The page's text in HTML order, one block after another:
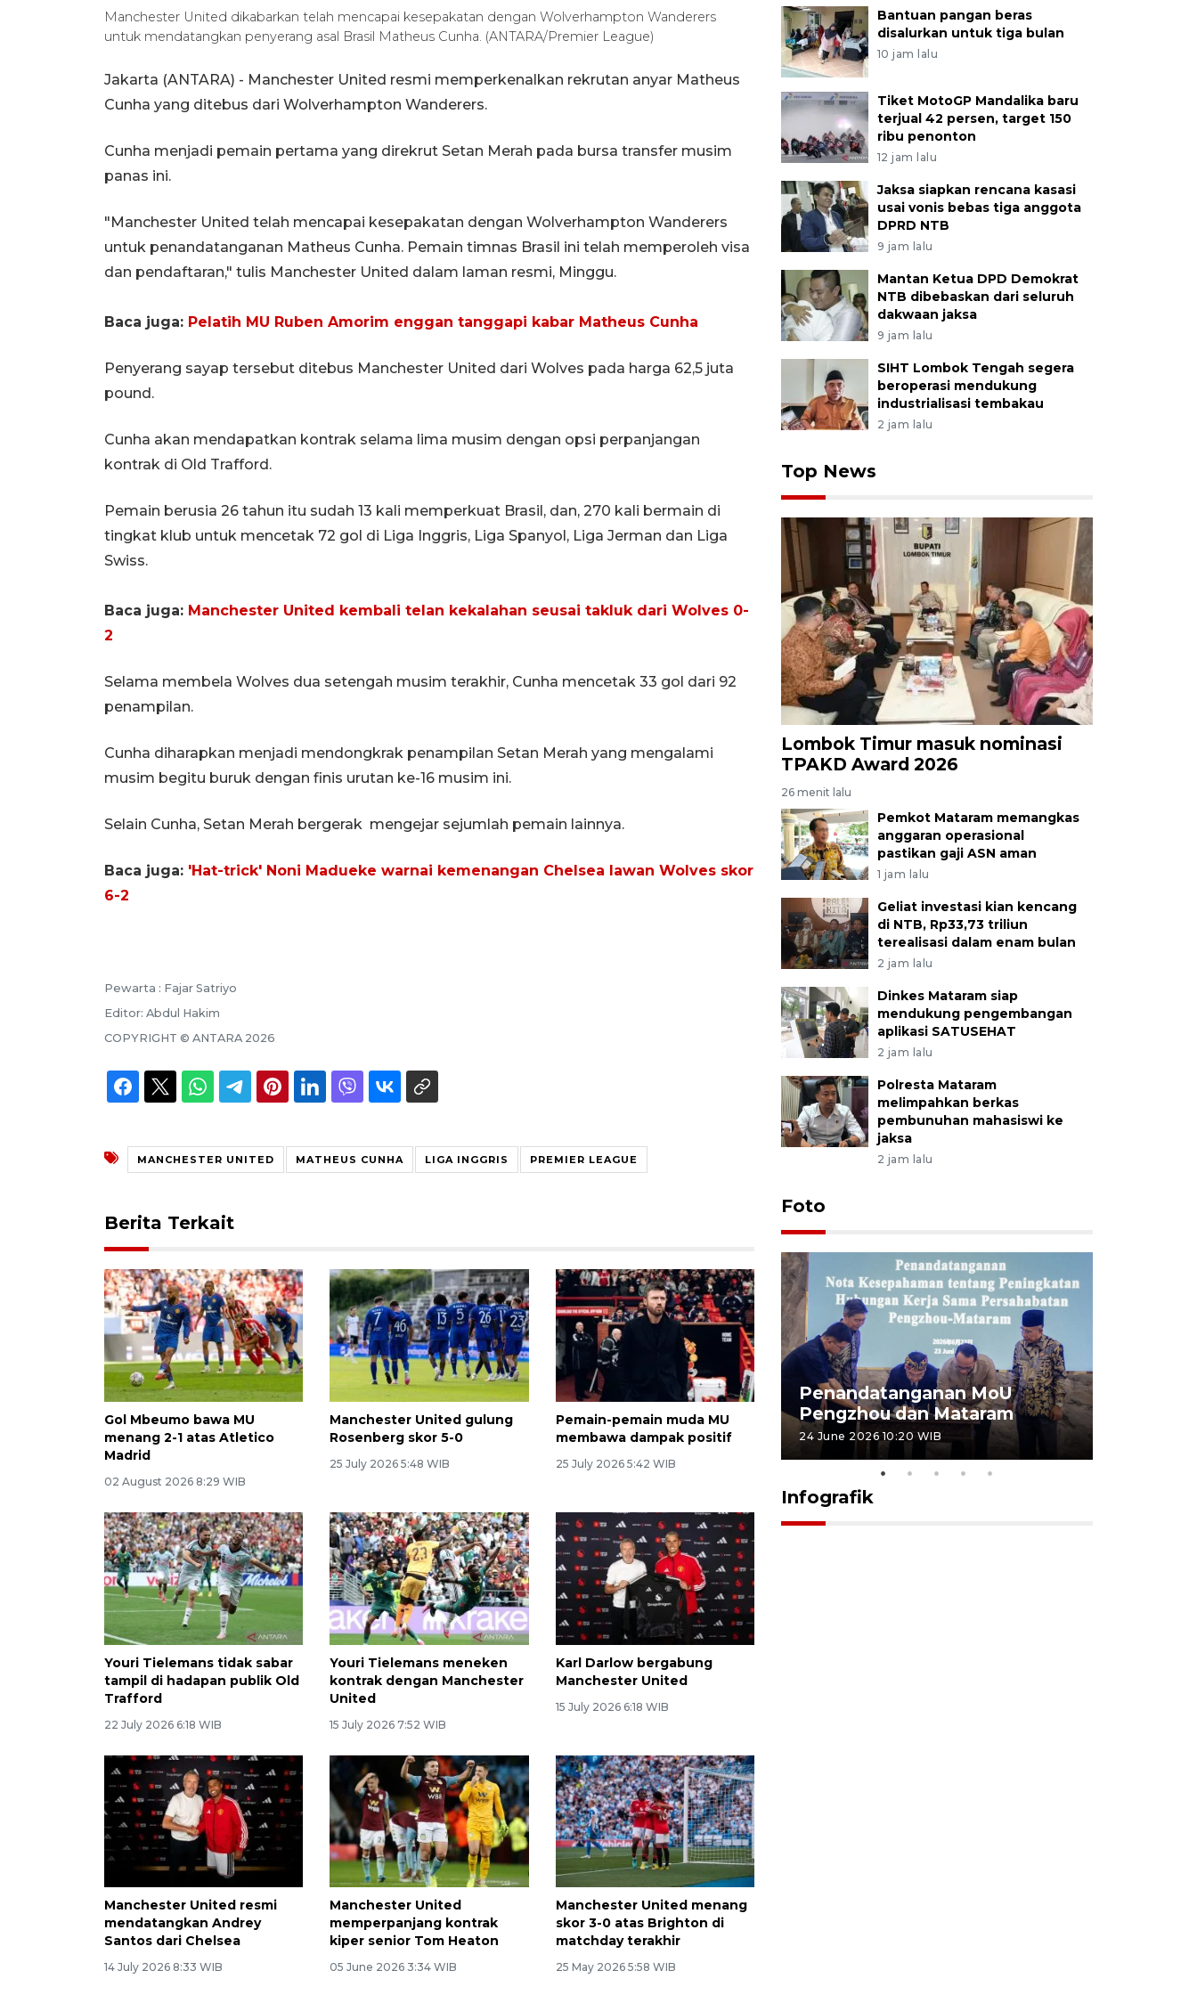
Manchester United dikabarkan telah mencapai kesepakatan dengan Wolverhampton Wanderers
untuk mendatangkan penyerang asal Brasil Matheus Cunha. (ANTARA/Premier League)
Jakarta (ANTARA) - Manchester United resmi memperkenalkan rekrutan anyar Matheus
Cunha yang ditebus dari Wolverhampton Wanderers.
Cunha menjadi pemain pertama yang direkrut Setan Merah pada bursa transfer musim
panas ini.
"Manchester United telah mencapai kesepakatan dengan Wolverhampton Wanderers
untuk penandatanganan Matheus Cunha. Pemain timnas Brasil ini telah memperoleh visa
dan pendaftaran," tulis Manchester United dalam laman resmi, Minggu.
Baca juga: Pelatih MU Ruben Amorim enggan tanggapi kabar Matheus Cunha
Penyerang sayap tersebut ditebus Manchester United dari Wolves pada harga 62,5 juta
pound.
Cunha akan mendapatkan kontrak selama lima musim dengan opsi perpanjangan
kontrak di Old Trafford.
Pemain berusia 26 tahun itu sudah 13 kali memperkuat Brasil, dan, 270 kali bermain di
tingkat klub untuk mencetak 72 gol di Liga Inggris, Liga Spanyol, Liga Jerman dan Liga
Swiss.
Baca juga: Manchester United kembali telan kekalahan seusai takluk dari Wolves 0-
2
Selama membela Wolves dua setengah musim terakhir, Cunha mencetak 33 gol dari 92
penampilan.
Cunha diharapkan menjadi mendongkrak penampilan Setan Merah yang mengalami
musim begitu buruk dengan finis urutan ke-16 musim ini.
Selain Cunha, Setan Merah bergerak mengejar sejumlah pemain lainnya.
Baca juga: 'Hat-trick' Noni Madueke warnai kemenangan Chelsea lawan Wolves skor
6-2
Pewarta : Fajar Satriyo
Editor: Abdul Hakim
COPYRIGHT © ANTARA 2026
MANCHESTER UNITED MATHEUS CUNHA LIGA INGGRIS PREMIER LEAGUE
Berita Terkait
Gol Mbeumo bawa MU
menang 2-1 atas Atletico
Madrid
02 August 2026 8:29 WIB
Manchester United gulung
Rosenberg skor 5-0
25 July 2026 5:48 WIB
Pemain-pemain muda MU
membawa dampak positif
25 July 2026 5:42 WIB
Youri Tielemans tidak sabar
tampil di hadapan publik Old
Trafford
22 July 2026 6:18 WIB
Youri Tielemans meneken
kontrak dengan Manchester
United
15 July 2026 7:52 WIB
Karl Darlow bergabung
Manchester United
15 July 2026 6:18 WIB
Manchester United resmi
mendatangkan Andrey
Santos dari Chelsea
14 July 2026 8:33 WIB
Manchester United
memperpanjang kontrak
kiper senior Tom Heaton
05 June 2026 3:34 WIB
Manchester United menang
skor 3-0 atas Brighton di
matchday terakhir
25 May 2026 5:58 WIB
Bantuan pangan beras
disalurkan untuk tiga bulan
10 jam lalu
Tiket MotoGP Mandalika baru
terjual 42 persen, target 150
ribu penonton
12 jam lalu
Jaksa siapkan rencana kasasi
usai vonis bebas tiga anggota
DPRD NTB
9 jam lalu
Mantan Ketua DPD Demokrat
NTB dibebaskan dari seluruh
dakwaan jaksa
9 jam lalu
SIHT Lombok Tengah segera
beroperasi mendukung
industrialisasi tembakau
2 jam lalu
Top News
Lombok Timur masuk nominasi
TPAKD Award 2026
26 menit lalu
Pemkot Mataram memangkas
anggaran operasional
pastikan gaji ASN aman
1 jam lalu
Geliat investasi kian kencang
di NTB, Rp33,73 triliun
terealisasi dalam enam bulan
2 jam lalu
Dinkes Mataram siap
mendukung pengembangan
aplikasi SATUSEHAT
2 jam lalu
Polresta Mataram
melimpahkan berkas
pembunuhan mahasiswi ke
jaksa
2 jam lalu
Foto
Sidang putusan terdakwa
pembunuhan Brigadir Nurhadi
10 March 2026 12:55 WIB
Penandatanganan MoU
Pengzhou dan Mataram
24 June 2026 10:20 WIB
Infografik